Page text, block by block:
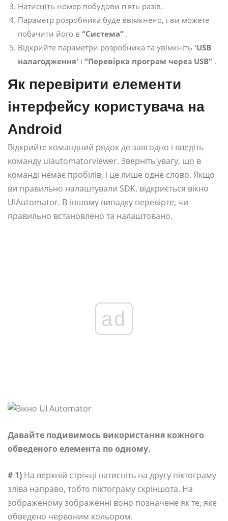
Натисніть номер побудови п'ять разів.
Параметр розробника буде ввімкнено, і ви можете
побачити його в “Система” .
Відкрийте параметри розробника та увімкніть 'USB
налагодження' і “Перевірка програм через USB” .
Як перевірити елементи
інтерфейсу користувача на
Android
Відкрийте командний рядок де завгодно і введіть
команду uiautomatorviewer. Зверніть увагу, що в
команді немає пробілів, і це лише одне слово. Якщо
ви правильно налаштували SDK, відкриється вікно
UIAutomator. В іншому випадку перевірте, чи
правильно встановлено та налаштовано.
ad
Давайте подивимось використання кожного
обведеного елемента по одному.
# 1) На верхній стрічці натисніть на другу піктограму
зліва направо, тобто піктограму скріншота. На
зображеному зображенні воно позначене як те, яке
обведено червоним кольором.